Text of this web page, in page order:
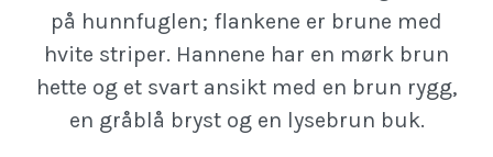
på hunnfuglen; flankene er brune med
hvite striper. Hannene har en mørk brun
hette og et svart ansikt med en brun rygg,
en gråblå bryst og en lysebrun buk.